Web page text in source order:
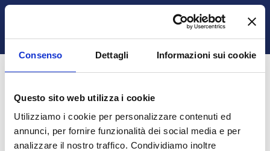
Consenso Dettagli Informazioni sui cookie
Questo sito web utilizza i cookie
Utilizziamo i cookie per personalizzare contenuti ed
annunci, per fornire funzionalità dei social media e per
analizzare il nostro traffico. Condividiamo inoltre
Vai al contenuto principale
Pannello lateraleAttiva/disattiva input di ricerca
Ospite Login
Elearning Unicz
Blocchi 1
Blocchi 2
Blocchi 3
Blocchi 4
Nessun risultato per "ch1_q19"